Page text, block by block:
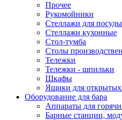
Прочее
Рукомойники
Стеллажи для посуды
Стеллажи кухонные
Стол-тумба
Столы
Тележки
Тележки - шпильки
Шкафы
Ящики для открытых
Оборудование для бара
Аппараты для
Барные станции,